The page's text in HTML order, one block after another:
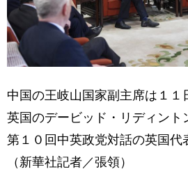
中国の王岐山国家副主席は１１
英国のデービッド・リディント
第１０回中英政党対話の英国代
（新華社記者／張領）